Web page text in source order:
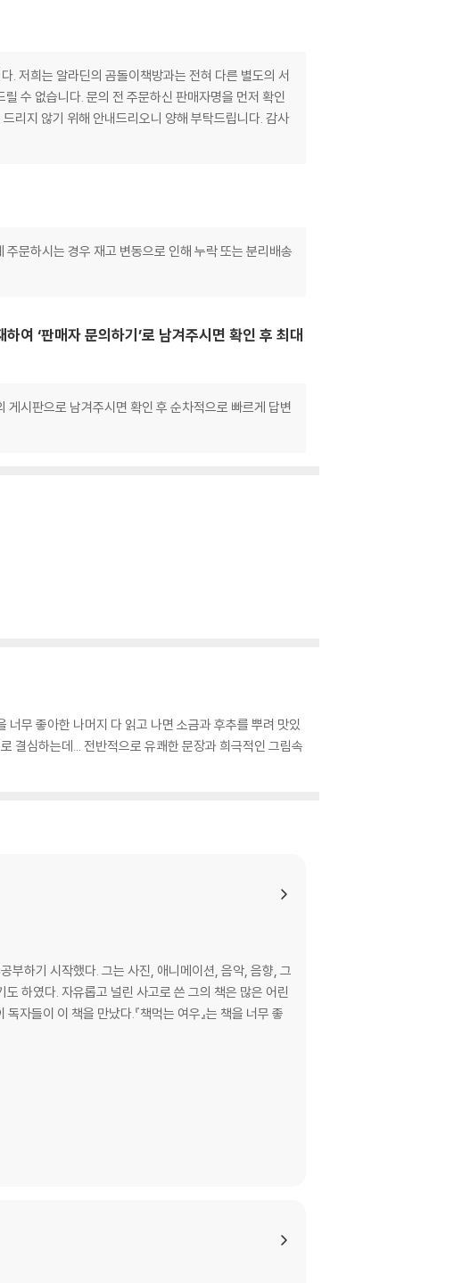
. 저희는 알라딘의 곰돌이책방과는 전혀 다른 별도의 서
수 없습니다. 문의 전 주문하신 판매자명을 먼저 확인
리지 않기 위해 안내드리오니 양해 부탁드립니다. 감사
문하시는 경우 재고 변동으로 인해 누락 또는 분리배송
여 ‘판매자 문의하기’로 남겨주시면 확인 후 최대
시판으로 남겨주시면 확인 후 순차적으로 빠르게 답변
무 좋아한 나머지 다 읽고 나면 소금과 후추를 뿌려 맛있
결심하는데... 전반적으로 유쾌한 문장과 희극적인 그림속
부하기 시작했다. 그는 사진, 애니메이션, 음악, 음향, 그
하였다. 자유롭고 널린 사고로 쓴 그의 책은 많은 어린